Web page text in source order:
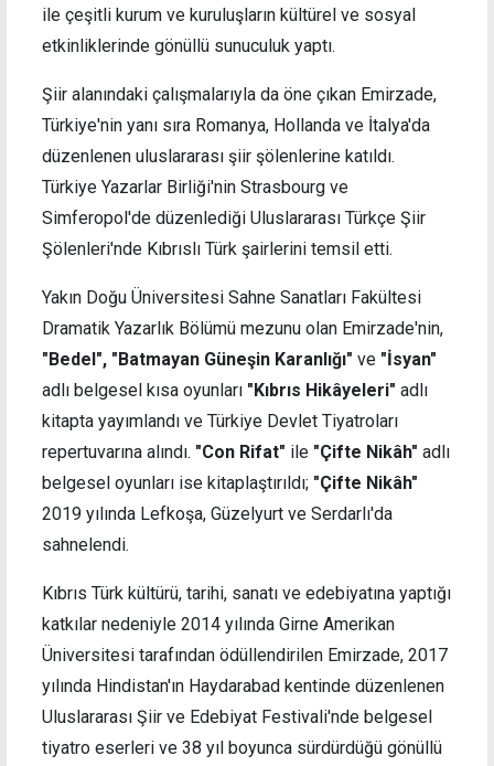
ile çeşitli kurum ve kuruluşların kültürel ve sosyal
etkinliklerinde gönüllü sunuculuk yaptı.
Şiir alanındaki çalışmalarıyla da öne çıkan Emirzade,
Türkiye'nin yanı sıra Romanya, Hollanda ve İtalya'da
düzenlenen uluslararası şiir şölenlerine katıldı.
Türkiye Yazarlar Birliği'nin Strasbourg ve
Simferopol'de düzenlediği Uluslararası Türkçe Şiir
Şölenleri'nde Kıbrıslı Türk şairlerini temsil etti.
Yakın Doğu Üniversitesi Sahne Sanatları Fakültesi
Dramatik Yazarlık Bölümü mezunu olan Emirzade'nin,
"Bedel", "Batmayan Güneşin Karanlığı" ve "İsyan"
adlı belgesel kısa oyunları "Kıbrıs Hikâyeleri" adlı
kitapta yayımlandı ve Türkiye Devlet Tiyatroları
repertuvarına alındı. "Con Rifat" ile "Çifte Nikâh" adlı
belgesel oyunları ise kitaplaştırıldı; "Çifte Nikâh"
2019 yılında Lefkoşa, Güzelyurt ve Serdarlı'da
sahnelendi.
Kıbrıs Türk kültürü, tarihi, sanatı ve edebiyatına yaptığı
katkılar nedeniyle 2014 yılında Girne Amerikan
Üniversitesi tarafından ödüllendirilen Emirzade, 2017
yılında Hindistan'ın Haydarabad kentinde düzenlenen
Uluslararası Şiir ve Edebiyat Festivali'nde belgesel
tiyatro eserleri ve 38 yıl boyunca sürdürdüğü gönüllü